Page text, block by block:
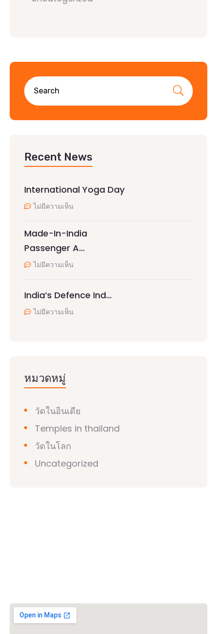
Recent News
International Yoga Day
ไม่มีความเห็น
Made-In-India
Passenger A…
ไม่มีความเห็น
India’s Defence Ind…
ไม่มีความเห็น
หมวดหมู่
วัดในอินเดีย
Temples in thailand
วัดในโลก
Uncategorized